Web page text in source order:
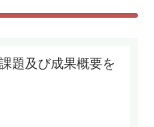
題及び成果概要を